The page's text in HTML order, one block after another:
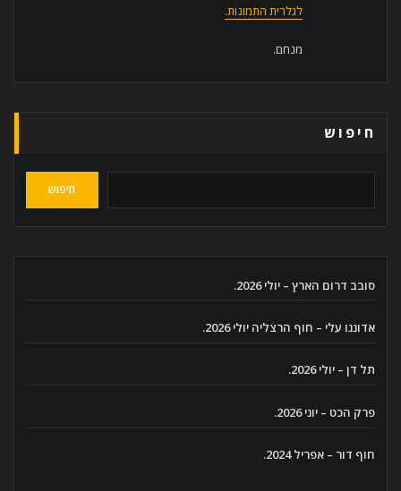
לגלרית התמונות.
מנחם.
חיפוש
חיפוש
סובב דרום הארץ – יולי 2026.
אדוננו עלי – חוף הרצליה יולי 2026.
תל דן – יולי 2026.
פרק הכט – יוני 2026.
חוף דור – אפריל 2024.